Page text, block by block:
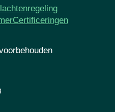
Certificeringen